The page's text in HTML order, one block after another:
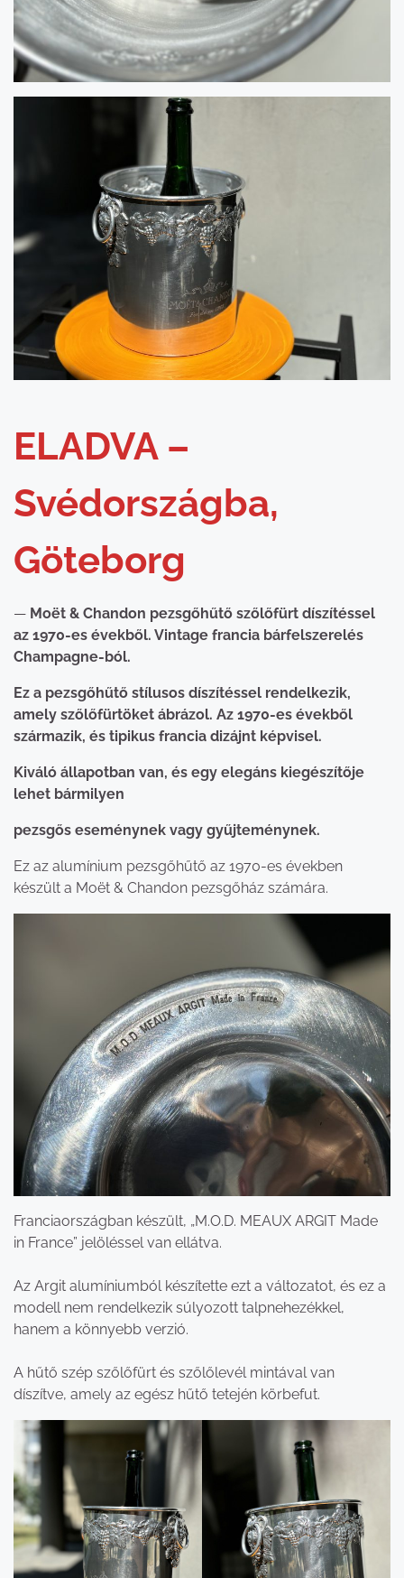
ELADVA –
Svédországba,
Göteborg
— Moët & Chandon pezsgőhűtő szőlőfürt díszítéssel
az 1970-es évekből. Vintage francia bárfelszerelés
Champagne-ból.
Ez a pezsgőhűtő stílusos díszítéssel rendelkezik,
amely szőlőfürtöket ábrázol. Az 1970-es évekből
származik, és tipikus francia dizájnt képvisel.
Kiváló állapotban van, és egy elegáns kiegészítője
lehet bármilyen
pezsgős eseménynek vagy gyűjteménynek.
Ez az alumínium pezsgőhűtő az 1970-es években
készült a Moët & Chandon pezsgőház számára.
Franciaországban készült, „M.O.D. MEAUX ARGIT Made
in France” jelöléssel van ellátva.
Az Argit alumíniumból készítette ezt a változatot, és ez a
modell nem rendelkezik súlyozott talpnehezékkel,
hanem a könnyebb verzió.
A hűtő szép szőlőfürt és szőlőlevél mintával van
díszítve, amely az egész hűtő tetején körbefut.